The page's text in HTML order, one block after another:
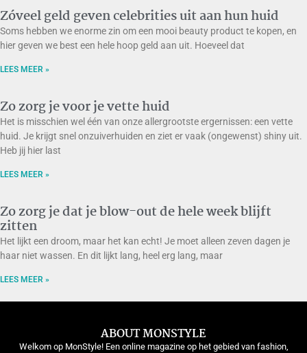
Zóveel geld geven celebrities uit aan hun huid
Soms hebben we enorme zin om een mooi beauty product te kopen, en
hier geven we best een hele hoop geld aan uit. Hoeveel dat
LEES MEER »
Zo zorg je voor je vette huid
Het is misschien wel één van onze allergrootste ergernissen: een vette
huid. Je krijgt snel onzuiverhuiden en ziet er vaak (ongewenst) shiny uit.
Heb jij hier last
LEES MEER »
Zo zorg je dat je blow-out de hele week blijft
zitten
Het lijkt een droom, maar het kan echt! Je moet alleen zeven dagen je
haar niet wassen. En dit lijkt lang, heel erg lang, maar
LEES MEER »
ABOUT MONSTYLE
Welkom op MonStyle! Een online magazine op het gebied van fashion,